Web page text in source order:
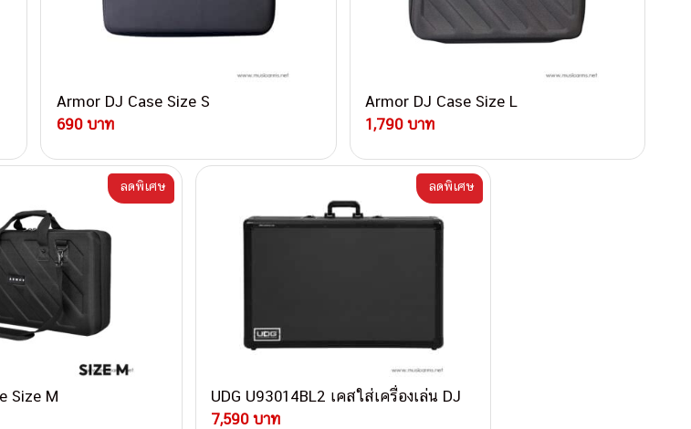
Armor DJ Case Size S
690 บาท
Armor DJ Case Size L
1,790 บาท
Size M
ลดพิเศษ
UDG U93014BL2 เคสใส่เครื่องเล่น DJ
7,590 บาท
ลดพิเศษ